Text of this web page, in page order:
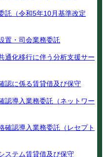
託（令和5年10月基準改定
置・司会業務委託
通化移行に伴う分析支援サー
認に係る賃貸借及び保守
認導入業務委託（ネットワー
確認導入業務委託（レセプト
ステム賃貸借及び保守